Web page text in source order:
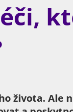
života. Ale